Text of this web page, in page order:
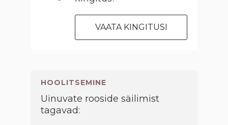
VAATA KINGITUSI
HOOLITSEMINE
Uinuvate rooside säilimist
tagavad: